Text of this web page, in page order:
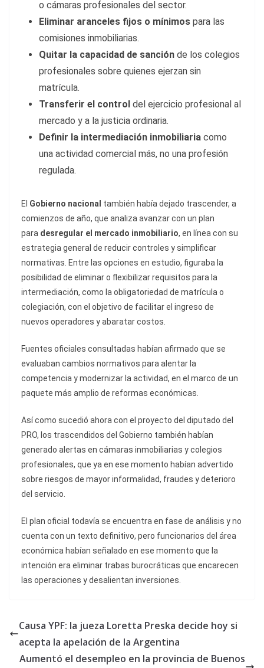
o cámaras profesionales del sector.
Eliminar aranceles fijos o mínimos para las
comisiones inmobiliarias.
Quitar la capacidad de sanción de los colegios
profesionales sobre quienes ejerzan sin
matrícula.
Transferir el control del ejercicio profesional al
mercado y a la justicia ordinaria.
Definir la intermediación inmobiliaria como
una actividad comercial más, no una profesión
regulada.
El Gobierno nacional también había dejado trascender, a
comienzos de año, que analiza avanzar con un plan
para desregular el mercado inmobiliario, en línea con su
estrategia general de reducir controles y simplificar
normativas. Entre las opciones en estudio, figuraba la
posibilidad de eliminar o flexibilizar requisitos para la
intermediación, como la obligatoriedad de matrícula o
colegiación, con el objetivo de facilitar el ingreso de
nuevos operadores y abaratar costos.
Fuentes oficiales consultadas habían afirmado que se
evaluaban cambios normativos para alentar la
competencia y modernizar la actividad, en el marco de un
paquete más amplio de reformas económicas.
Así como sucedió ahora con el proyecto del diputado del
PRO, los trascendidos del Gobierno también habían
generado alertas en cámaras inmobiliarias y colegios
profesionales, que ya en ese momento habían advertido
sobre riesgos de mayor informalidad, fraudes y deterioro
del servicio.
El plan oficial todavía se encuentra en fase de análisis y no
cuenta con un texto definitivo, pero funcionarios del área
económica habían señalado en ese momento que la
intención era eliminar trabas burocráticas que encarecen
las operaciones y desalientan inversiones.
Causa YPF: la jueza Loretta Preska decide hoy si
acepta la apelación de la Argentina
Aumentó el desempleo en la provincia de Buenos